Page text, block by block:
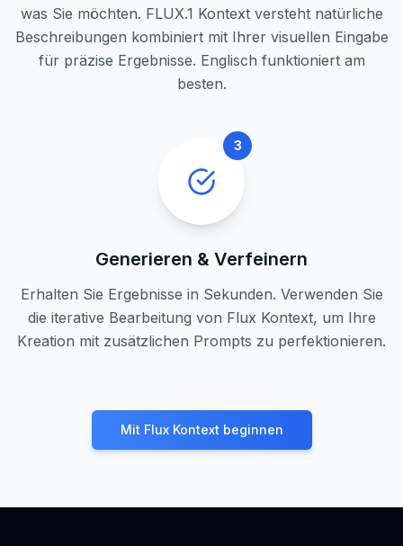
was Sie möchten. FLUX.1 Kontext versteht natürliche
Beschreibungen kombiniert mit Ihrer visuellen Eingabe
für präzise Ergebnisse. Englisch funktioniert am
besten.
3
Generieren & Verfeinern
Erhalten Sie Ergebnisse in Sekunden. Verwenden Sie
die iterative Bearbeitung von Flux Kontext, um Ihre
Kreation mit zusätzlichen Prompts zu perfektionieren.
Mit Flux Kontext beginnen